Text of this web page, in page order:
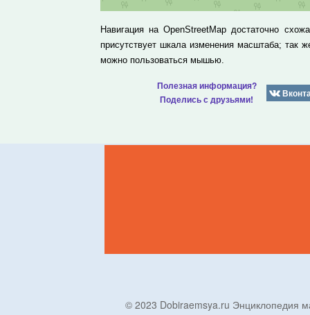
Навигация на OpenStreetMap достаточно
присутствует шкала изменения масштаба; так
можно пользоваться мышью.
Полезная информация?
Поделись с друзьями!
© 2023 Dobiraemsya.ru